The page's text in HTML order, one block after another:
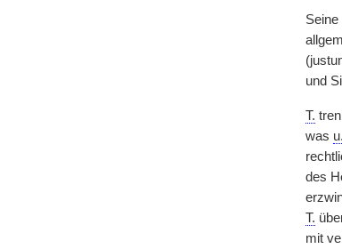
und
T.
was
des
T.
mit